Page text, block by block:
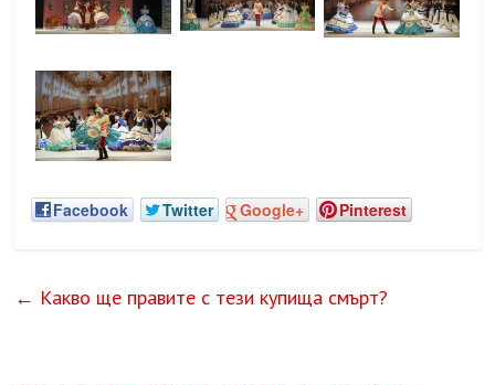
Facebook Twitter Google+ Pinterest
← Какво ще правите с тези купища смърт?